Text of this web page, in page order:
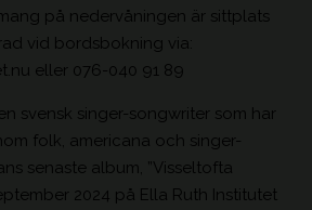
på nedervåningen är sittplats
vid bordsbokning via:
eller 076-040 91 89
svensk singer-songwriter som har
folk, americana och singer-
senaste album, ”Visseltofta
2024 på Ella Ruth Institutet